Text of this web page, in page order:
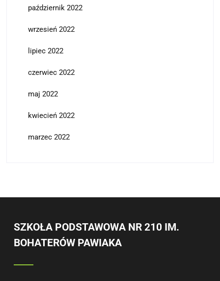
październik 2022
wrzesień 2022
lipiec 2022
czerwiec 2022
maj 2022
kwiecień 2022
marzec 2022
SZKOŁA PODSTAWOWA NR 210 IM.
BOHATERÓW PAWIAKA